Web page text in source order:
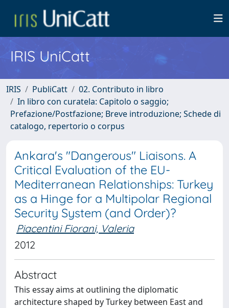
IRIS UniCatt
IRIS PubliCatt
02. Contributo in libro
In libro con curatela: Capitolo o saggio;
Prefazione/Postfazione; Breve introduzione; Schede di
catalogo, repertorio o corpus
Ankara's "Dangerous" Liaisons. A
Critical Evaluation of the EU-
Mediterranean Relationships: Turkey
as a Hinge for a Multipolar Regional
Security System (and Order)?
Piacentini Fiorani, Valeria
2012
Abstract
This essay aims at outlining the diplomatic
architecture shaped by Turkey between East and